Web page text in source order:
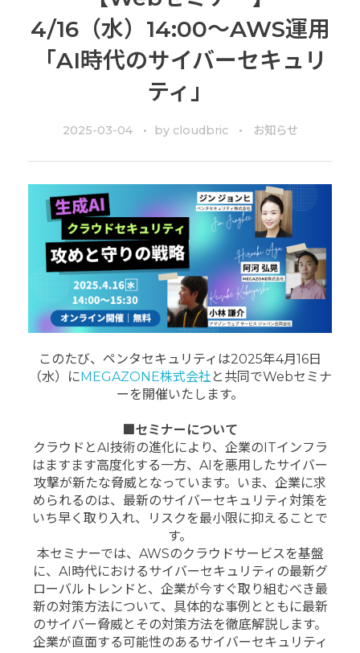
4/16（水）14:00～AWS運用
「AI時代のサイバーセキュリ
ティ」
2025-03-04 by cloudbric お知らせ
このたび、ペンタセキュリティは2025年4月16日
（水）にMEGAZONE株式会社 と共同でWebセミナ
ーを開催いたします。
■セミナーについて
クラウドとAI技術の進化により、企業のITインフラ
はますます高度化する一方、AIを悪用したサイバー
攻撃が新たな脅威となっています。いま、企業に求
められるのは、最新のサイバーセキュリティ対策を
いち早く取り入れ、リスクを最小限に抑えることで
す。
本セミナーでは、AWSのクラウドサービスを基盤
に、AI時代におけるサイバーセキュリティの最新グ
ローバルトレンドと、企業が今すぐ取り組むべき最
新の対策方法について、具体的な事例とともに最新
のサイバー脅威とその対策方法を徹底解説します。
企業が直面する可能性のあるサイバーセキュリティ